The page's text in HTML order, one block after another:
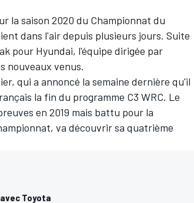
la saison 2020 du Championnat du
dans l'air depuis plusieurs jours. Suite
pour Hyundai, l'équipe dirigée par
nouveaux venus.
, qui a annoncé la semaine dernière qu'il
la fin du programme C3 WRC. Le
en 2019 mais battu pour la
va découvrir sa quatrième
Toyota